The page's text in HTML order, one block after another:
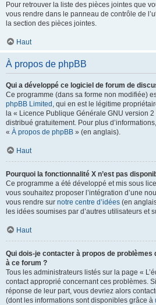
Pour retrouver la liste des pièces jointes que
vous rendre dans le panneau de contrôle de
la section des pièces jointes.
Haut
À propos de phpBB
Qui a développé ce logiciel de forum de
Ce programme (dans sa forme non modifiée)
phpBB Limited , qui en est le légitime
la « Licence Publique Générale GNU version
distribué gratuitement. Pour plus
« À propos de phpBB » (en anglais).
Haut
Pourquoi la fonctionnalité X n’est pas
Ce programme a été développé et mis sous
vous souhaitez proposer l’intégration d’une
vous rendre sur notre centre d’idées (en
les idées soumises par d’autres utilisateurs et
Haut
Qui dois-je contacter à propos de problèmes
à ce forum ?
Tous les administrateurs listés sur la page «
contact approprié concernant ces problèmes.
réponse de leur part, vous devriez alors
(dont les informations sont disponibles grâce à